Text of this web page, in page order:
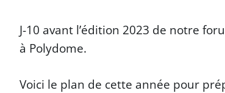
J-10 avant l’édition 2023 de notre
à Polydome.
Voici le plan de cette année pour